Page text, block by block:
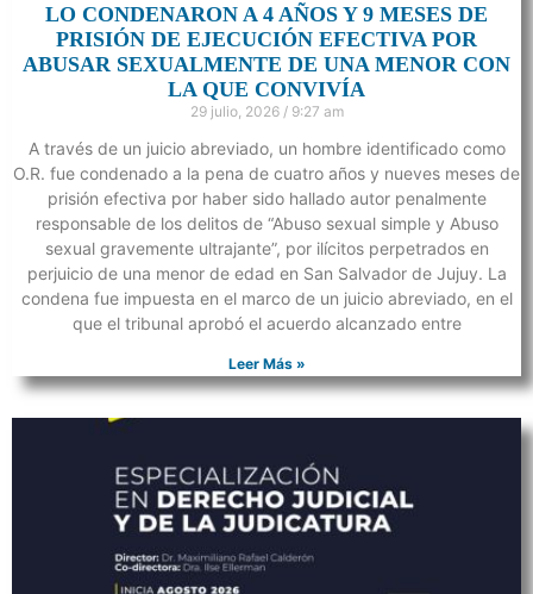
LO CONDENARON A 4 AÑOS Y 9 MESES DE
PRISIÓN DE EJECUCIÓN EFECTIVA POR
ABUSAR SEXUALMENTE DE UNA MENOR CON
LA QUE CONVIVÍA
29 julio, 2026 9:27 am
A través de un juicio abreviado, un hombre identificado como
O.R. fue condenado a la pena de cuatro años y nueves meses de
prisión efectiva por haber sido hallado autor penalmente
responsable de los delitos de “Abuso sexual simple y Abuso
sexual gravemente ultrajante”, por ilícitos perpetrados en
perjuicio de una menor de edad en San Salvador de Jujuy. La
condena fue impuesta en el marco de un juicio abreviado, en el
que el tribunal aprobó el acuerdo alcanzado entre
Leer Más »